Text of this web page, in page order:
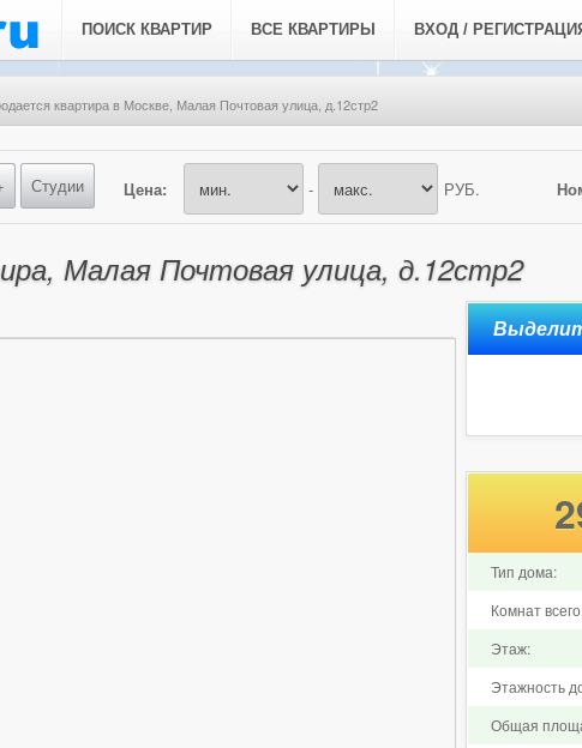
ПОИСК КВАРТИР ВСЕ КВАРТИРЫ ВХОД /
квартира в Москве, Малая Почтовая улица, д.12стр2
Студии Цена: - РУБ.
Малая Почтовая улица, д.12стр2
Тип дома:
Комнат
Этаж:
Этажность
Общая